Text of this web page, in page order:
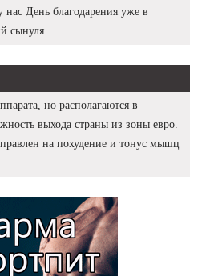
нас День благодарения уже в
сынуля.
но располагаются в
выхода страны из зоны евро.
на похудение и тонус мышц